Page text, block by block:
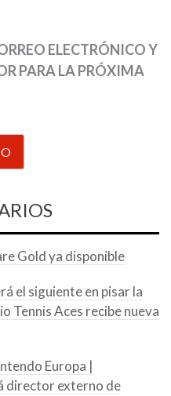
ELECTRÓNICO Y
PARA LA PRÓXIMA
Gold ya disponible
el siguiente en pisar la
Tennis Aces recibe nueva
Europa |
director externo de